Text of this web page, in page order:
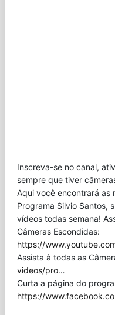
Inscreva-se no canal,
sempre que tiver
Aqui você encontrará as
Programa Silvio Santos,
vídeos todas semana!
Câmeras Escondidas:
https://
Assista à todas as
videos/pro…
Curta a página do
https://